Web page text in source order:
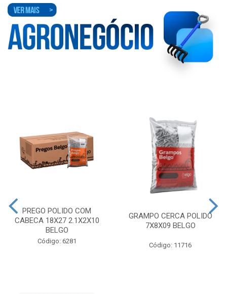
PREGO POLIDO COM
CABECA 18X27 2.1X2X10
BELGO
Código: 6281
GRAMPO CERCA POLIDO
7X8X09 BELGO
Código: 11716